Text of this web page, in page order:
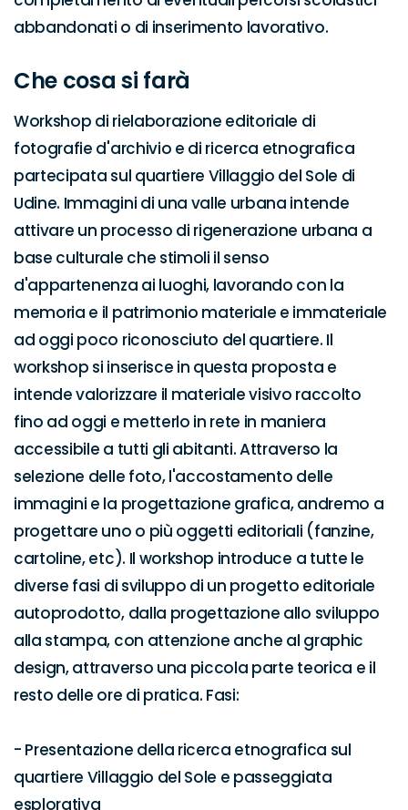
abbandonati o di inserimento lavorativo.
Che cosa si farà
Workshop di rielaborazione editoriale di
fotografie d'archivio e di ricerca etnografica
partecipata sul quartiere Villaggio del Sole di
Udine. Immagini di una valle urbana intende
attivare un processo di rigenerazione urbana a
base culturale che stimoli il senso
d'appartenenza ai luoghi, lavorando con la
memoria e il patrimonio materiale e immateriale
ad oggi poco riconosciuto del quartiere. Il
workshop si inserisce in questa proposta e
intende valorizzare il materiale visivo raccolto
fino ad oggi e metterlo in rete in maniera
accessibile a tutti gli abitanti. Attraverso la
selezione delle foto, l'accostamento delle
immagini e la progettazione grafica, andremo a
progettare uno o più oggetti editoriali (fanzine,
cartoline, etc). Il workshop introduce a tutte le
diverse fasi di sviluppo di un progetto editoriale
autoprodotto, dalla progettazione allo sviluppo
alla stampa, con attenzione anche al graphic
design, attraverso una piccola parte teorica e il
resto delle ore di pratica. Fasi:
- Presentazione della ricerca etnografica sul
quartiere Villaggio del Sole e passeggiata
esplorativa